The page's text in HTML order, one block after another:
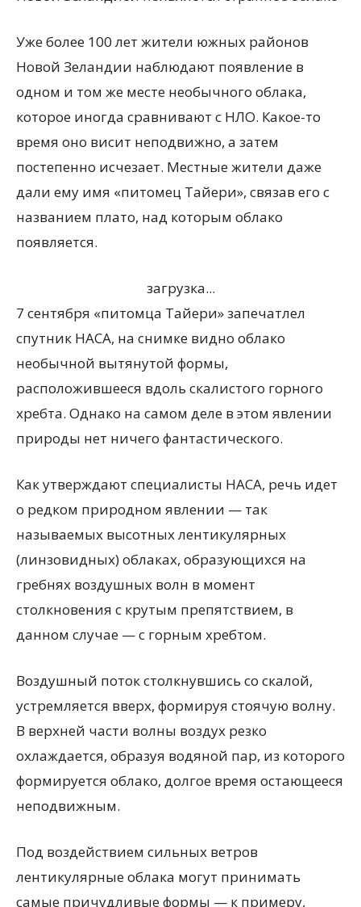
Уже более 100 лет жители южных районов
Новой Зеландии наблюдают появление в
одном и том же месте необычного облака,
которое иногда сравнивают с НЛО. Какое-то
время оно висит неподвижно, а затем
постепенно исчезает. Местные жители даже
дали ему имя «питомец Тайери», связав его с
названием плато, над которым облако
появляется.
загрузка...
7 сентября «питомца Тайери» запечатлел
спутник НАСА, на снимке видно облако
необычной вытянутой формы,
расположившееся вдоль скалистого горного
хребта. Однако на самом деле в этом явлении
природы нет ничего фантастического.
Как утверждают специалисты НАСА, речь идет
о редком природном явлении — так
называемых высотных лентикулярных
(линзовидных) облаках, образующихся на
гребнях воздушных волн в момент
столкновения с крутым препятствием, в
данном случае — с горным хребтом.
Воздушный поток столкнувшись со скалой,
устремляется вверх, формируя стоячую волну.
В верхней части волны воздух резко
охлаждается, образуя водяной пар, из которого
формируется облако, долгое время остающееся
неподвижным.
Под воздействием сильных ветров
лентикулярные облака могут принимать
самые причудливые формы — к примеру,